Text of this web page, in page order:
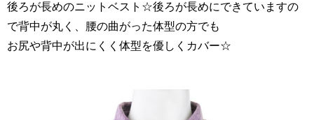
後ろが長めのニットベスト☆後ろが長めにできていますの
で背中が丸く、腰の曲がった体型の方でも
お尻や背中が出にくく体型を優しくカバー☆